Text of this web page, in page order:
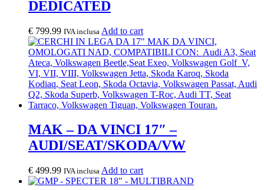
DEDICATED
€ 799.99 IVA inclusa Add to cart
MAK – DA VINCI 17″ –
AUDI/SEAT/SKODA/VW
€ 499.99 IVA inclusa Add to cart